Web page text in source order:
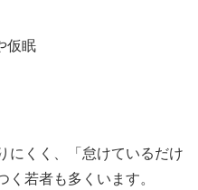
仮眠
にくく、「怠けているだけ
く若者も多くいます。